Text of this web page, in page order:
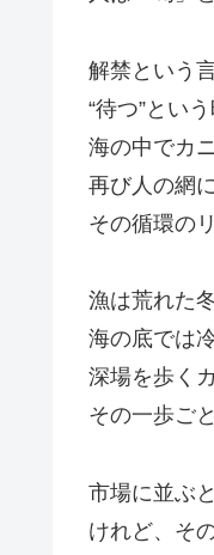
解禁という
“待つ”とい
海の中でカ
再び人の網
その循環の
漁は荒れた
海の底では
深場を歩く
その一歩ご
市場に並ぶ
けれど、そ